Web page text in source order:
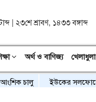
| ২৩শে শ্রাবণ, ১৪৩৩ বঙ্গাব্দ
অর্থ ও বাণিজ্য খেলাধুলা
ইউকের সলফোর্ডে দারুল